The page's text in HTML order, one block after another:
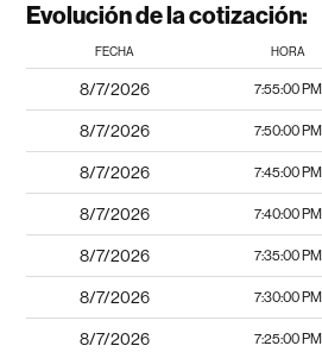
Evolución de la cotización:
FECHA HORA
8/7/2026 7:55:00 PM
8/7/2026 7:50:00 PM
8/7/2026 7:45:00 PM
8/7/2026 7:40:00 PM
8/7/2026 7:35:00 PM
8/7/2026 7:30:00 PM
8/7/2026 7:25:00 PM